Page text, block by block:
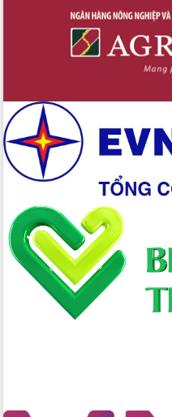
Phó Chủ tịch Thường trực UBND tỉnh
Hồ Thị Nguyên Thảo làm việc tại Trung
tâm Phục vụ hành chính công xã Ea
Giai đoạn 2026-2030, Đắk Lắk phấn
đấu có 77% xã đạt chuẩn nông thôn
mới
Chuyển đổi số 'mở đường' cho nông
nghiệp Đắk Lắk tăng trưởng bứt phá
Triển khai đồng bộ đo đạc, lập hồ sơ
địa chính, hoàn thiện cơ sở dữ liệu đất
đai
Ứng dụng sinh trắc học - Bước tiến
trong hành trình chuyển đổi số tại Đắk
Đắk Lắk nâng cao hiệu quả công tác